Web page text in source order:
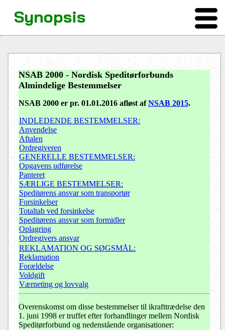
NSAB 2000 - Nordisk Speditørforbunds
Almindelige Bestemmelser
NSAB 2000 er pr. 01.01.2016 afløst afNSAB 2015.
INDLEDENDE BESTEMMELSER:
Anvendelse
Aftalen
Ordregiveren
GENERELLE BESTEMMELSER:
Opgavens udførelse
Panteret
SÆRLIGE BESTEMMELSER:
Speditørens ansvar som transportør
Forsinkelser
Totaltab ved forsinkelse
Speditørens ansvar som formidler
Oplagring
Ordregivers ansvar
REKLAMATION OG SØGSMÅL:
Reklamation
Forældelse
Voldgift
Værneting og lovvalg
Overenskomst om disse bestemmelser til ikrafttrædelse den
1. juni 1998 er truffet efter forhandlinger mellem Nordisk
Speditørforbund og nedenstående organisationer:
Synopsis